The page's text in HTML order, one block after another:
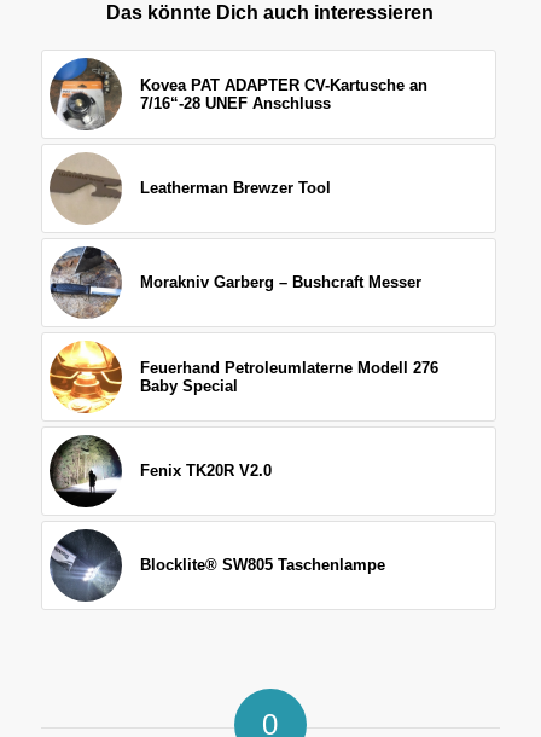
Das könnte Dich auch interessieren
Kovea PAT ADAPTER CV-Kartusche an
7/16“-28 UNEF Anschluss
Leatherman Brewzer Tool
Morakniv Garberg – Bushcraft Messer
Feuerhand Petroleumlaterne Modell 276
Baby Special
Fenix TK20R V2.0
Blocklite® SW805 Taschenlampe
0